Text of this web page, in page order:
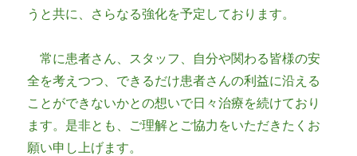
うと共に、さらなる強化を予定しております。
常に患者さん、スタッフ、自分や関わる皆様の安
全を考えつつ、できるだけ患者さんの利益に沿える
ことができないかとの想いで日々治療を続けており
ます。是非とも、ご理解とご協力をいただきたくお
願い申し上げます。